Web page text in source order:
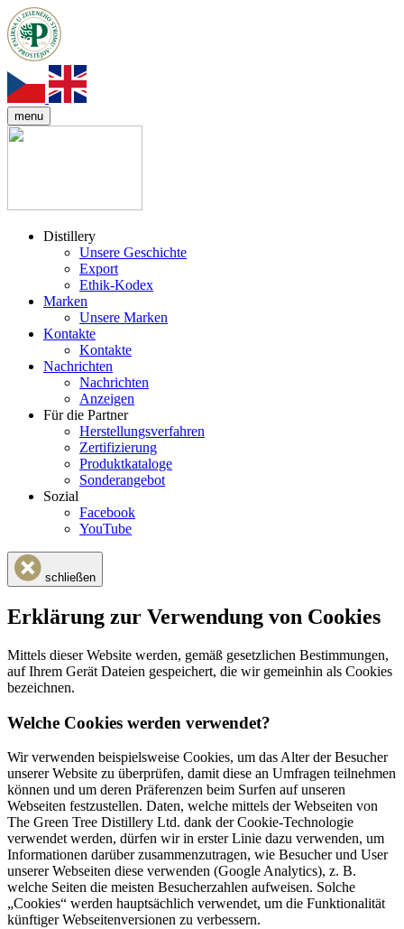
menu
Distillery
Unsere Geschichte
Export
Ethik-Kodex
Marken
Unsere Marken
Kontakte
Kontakte
Nachrichten
Nachrichten
Anzeigen
Für die Partner
Herstellungsverfahren
Zertifizierung
Produktkataloge
Sonderangebot
Sozial
Facebook
YouTube
schließen
Erklärung zur Verwendung von Cookies
Mittels dieser Website werden, gemäß gesetzlichen Bestimmungen,
auf Ihrem Gerät Dateien gespeichert, die wir gemeinhin als Cookies
bezeichnen.
Welche Cookies werden verwendet?
Wir verwenden beispielsweise Cookies, um das Alter der Besucher
unserer Website zu überprüfen, damit diese an Umfragen teilnehmen
können und um deren Präferenzen beim Surfen auf unseren
Webseiten festzustellen. Daten, welche mittels der Webseiten von
The Green Tree Distillery Ltd. dank der Cookie-Technologie
verwendet werden, dürfen wir in erster Linie dazu verwenden, um
Informationen darüber zusammenzutragen, wie Besucher und User
unserer Webseiten diese verwenden (Google Analytics), z. B.
welche Seiten die meisten Besucherzahlen aufweisen. Solche
„Cookies“ werden hauptsächlich verwendet, um die Funktionalität
künftiger Webseitenversionen zu verbessern.